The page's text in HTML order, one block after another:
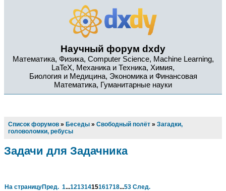
Научный форум dxdy
Математика, Физика, Computer Science, Machine Learning,
LaTeX, Механика и Техника, Химия,
Биология и Медицина, Экономика и Финансовая
Математика, Гуманитарные науки
Список форумов » Беседы » Свободный полёт » Загадки,
головоломки, ребусы
Задачи для Задачника
На страницуПред. 1...12131415161718...53 След.